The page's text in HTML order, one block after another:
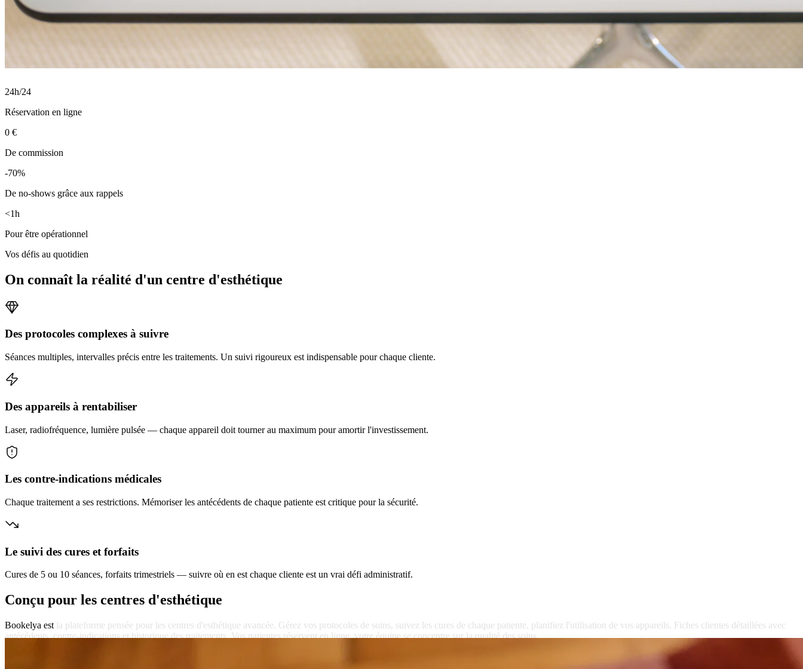
24h/24
Réservation en ligne
0 €
De commission
-70%
De no-shows grâce aux rappels
<1h
Pour être opérationnel
Vos défis au quotidien
On connaît la réalité d'un centre d'esthétique
Des protocoles complexes à suivre
Séances multiples, intervalles précis entre les traitements. Un suivi rigoureux est indispensable pour chaque cliente.
Des appareils à rentabiliser
Laser, radiofréquence, lumière pulsée — chaque appareil doit tourner au maximum pour amortir l'investissement.
Les contre-indications médicales
Chaque traitement a ses restrictions. Mémoriser les antécédents de chaque patiente est critique pour la sécurité.
Le suivi des cures et forfaits
Cures de 5 ou 10 séances, forfaits trimestriels — suivre où en est chaque cliente est un vrai défi administratif.
Conçu pour les centres d'esthétique
Bookelya est la plateforme pensée pour les centres d'esthétique avancée. Gérez vos protocoles de soins, suivez les cures de chaque patiente, planifiez l'utilisation de vos appareils. Fiches clientes détaillées avec
antécédents, contre-indications et historique des traitements. Vos patientes réservent en ligne, votre équipe se concentre sur la qualité des soins.